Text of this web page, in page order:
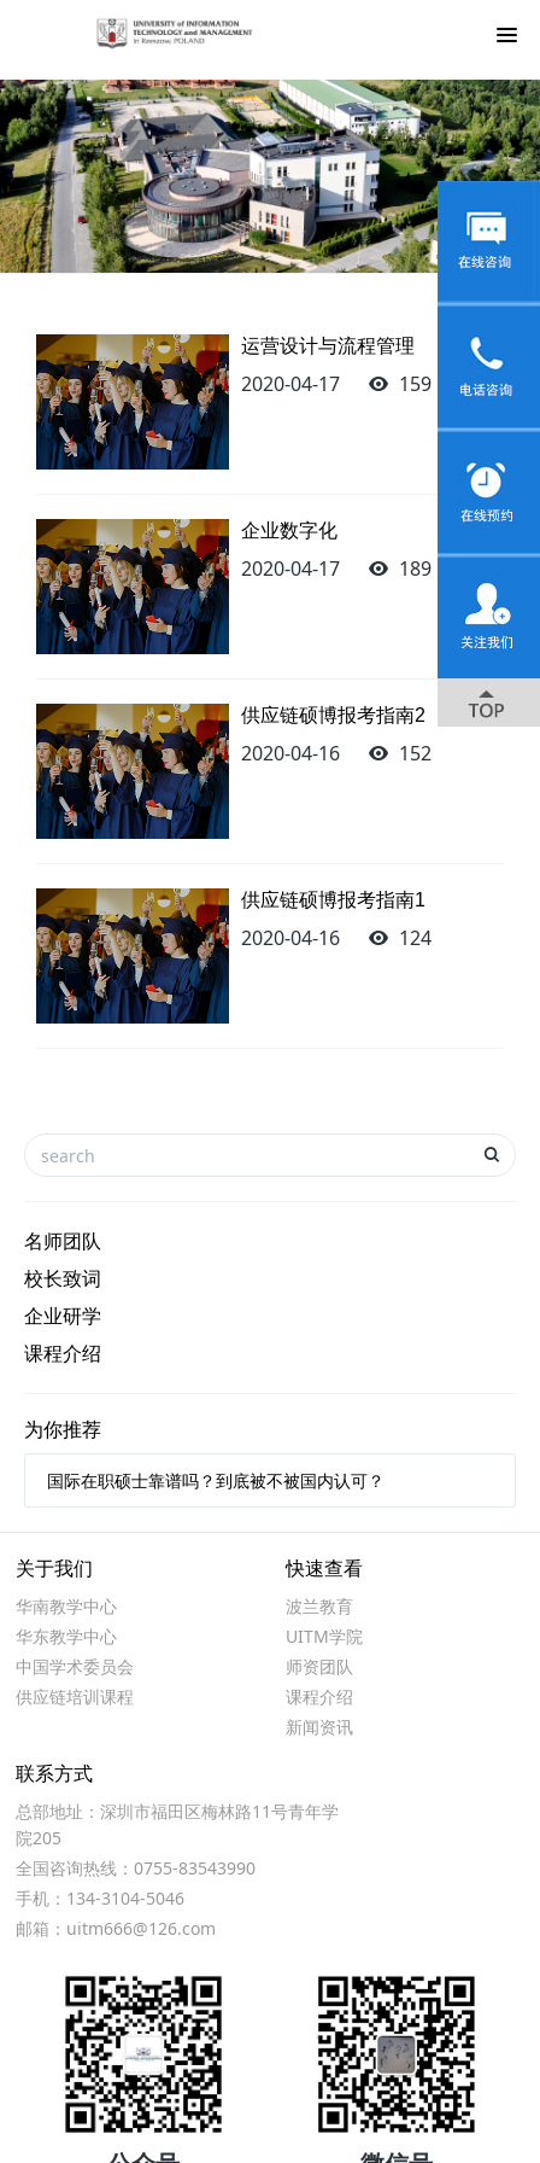
运营设计与流程管理
2020-04-17 159
企业数字化
2020-04-17 189
供应链硕博报考指南2
2020-04-16 152
供应链硕博报考指南1
2020-04-16 124
名师团队
校长致词
企业研学
课程介绍
为你推荐
国际在职硕士靠谱吗？到底被不被国内认可？
关于我们
华南教学中心
华东教学中心
中国学术委员会
供应链培训课程
快速查看
波兰教育
UITM学院
师资团队
课程介绍
新闻资讯
联系方式
总部地址：深圳市福田区梅林路11号青年学
院205
全国咨询热线：0755-83543990
手机：134-3104-5046
邮箱：uitm666@126.com